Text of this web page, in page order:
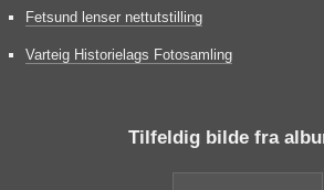
Fetsund lenser nettutstilling
Varteig Historielags Fotosamling
Tilfeldig bilde fra